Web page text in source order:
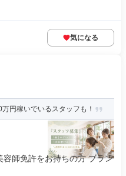
気になる
円稼いでいるスタッフも！
師免許をお持ちの方 ブラン